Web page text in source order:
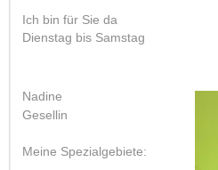
Ich bin für Sie da
Dienstag bis Samstag
Nadine
Gesellin
Meine Spezialgebiete: